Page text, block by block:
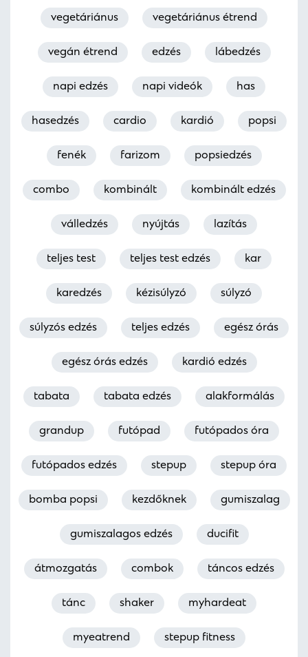
vegetáriánus vegetáriánus étrend
vegán étrend edzés lábedzés
napi edzés napi videók has
hasedzés cardio kardió popsi
fenék farizom popsiedzés
combo kombinált kombinált edzés
válledzés nyújtás lazítás
teljes test teljes test edzés kar
karedzés kézisúlyzó súlyzó
súlyzós edzés teljes edzés egész órás
egész órás edzés kardió edzés
tabata tabata edzés alakformálás
grandup futópad futópados óra
futópados edzés stepup stepup óra
bomba popsi kezdőknek gumiszalag
gumiszalagos edzés ducifit
átmozgatás combok táncos edzés
tánc shaker myhardeat
myeatrend stepup fitness